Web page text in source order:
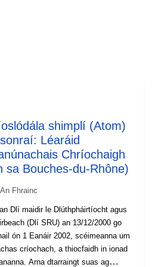
shimplí (Atom)
Léaráid
Chríochaigh
sa Bouches-du-Rhône)
Fhrainc
Dlí maidir le Dlúthpháirtíocht agus
(Dlí SRU) an 13/12/2000 go
ón 1 Eanáir 2002, scéimeanna um
críochach, a thiocfaidh in ionad
suas ag